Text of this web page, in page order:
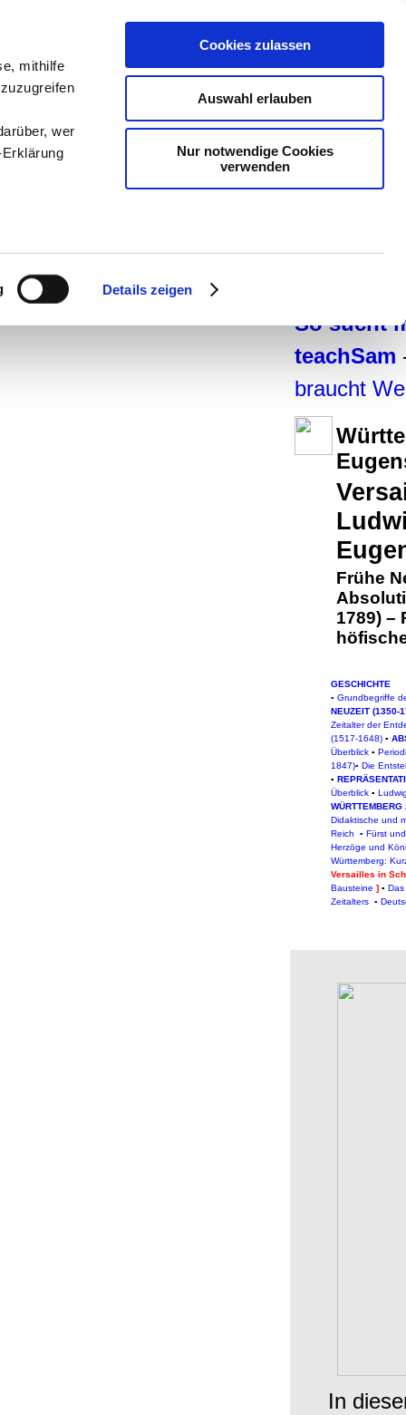
mithilfe
wer
Details zeigen
Cookies zulassen
Auswahl erlauben
Nur notwendige Cookies
verwenden
teachSam-
Deutsch-
Politik
Projekte-
So sucht
teachSam
braucht
Frühe
1789) –
GESCHICHTE
▪ Grundbegriffe
NEUZEIT (1350-
Zeitalter der
(1517-1648) ▪ A
Überblick ▪
1847)▪ Die
▪
Überblick ▪
Didaktische und
Reich
▪ Fürst
Herzöge und
Württemberg:
Versailles in
Bausteine ] ▪ Das
Zeitalters ▪
In